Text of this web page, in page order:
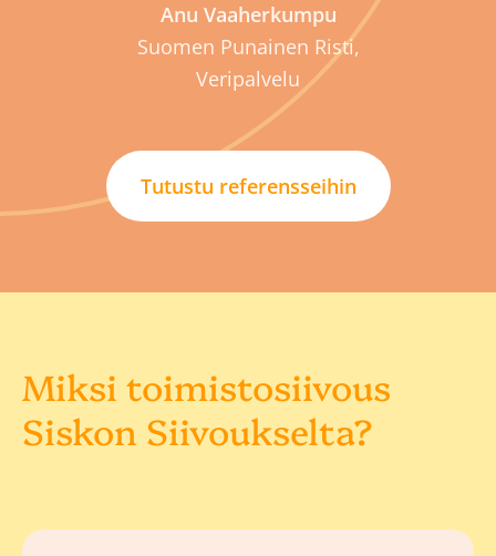
Anu Vaaherkumpu
Suomen Punainen Risti,
Veripalvelu
Tutustu referensseihin
Miksi toimistosiivous
Siskon Siivoukselta?